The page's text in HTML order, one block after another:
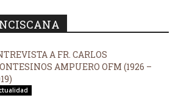
A FR. CARLOS
AMPUERO OFM (1926 –